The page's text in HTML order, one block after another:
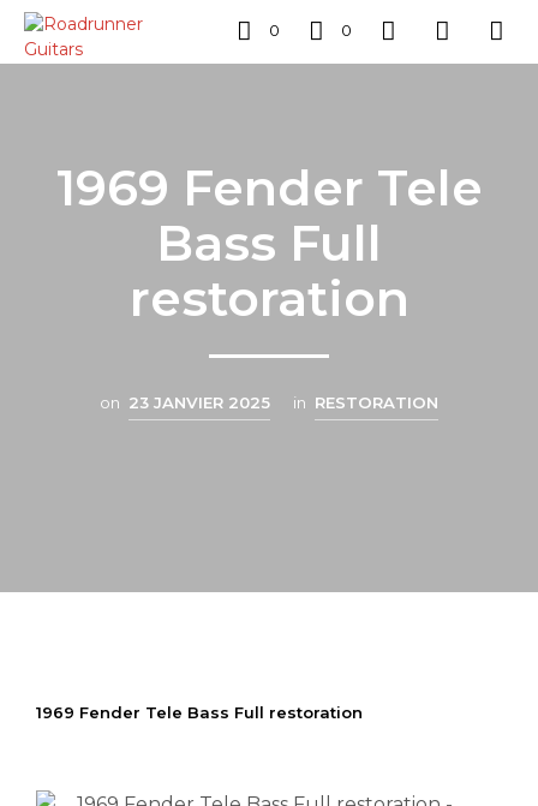
0 0
1969 Fender Tele
Bass Full
restoration
on 23 JANVIER 2025 in RESTORATION
1969 Fender Tele Bass Full restoration